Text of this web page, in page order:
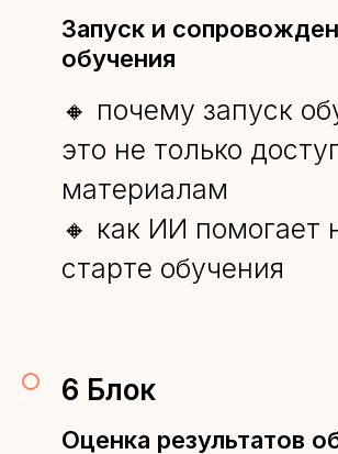
Запуск и
обучения
🔸 почему запуск
это не только
материалам
🔸 как ИИ помогает
старте обучения
6 Блок
Оценка результатов